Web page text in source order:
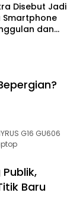
Disebut Jadi
Smartphone
dan
G16 GU606
Baru